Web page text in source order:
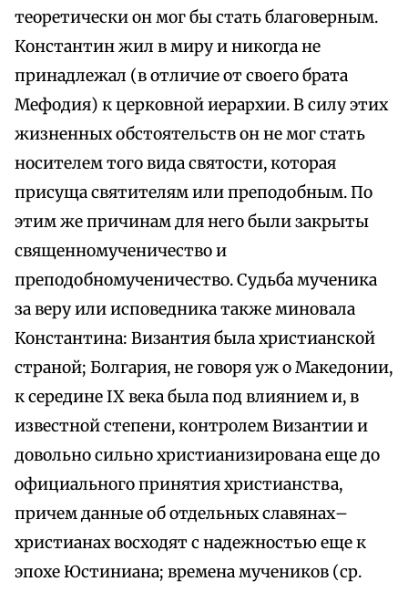
теоретически он мог бы стать благоверным.
Константин жил в миру и никогда не
принадлежал (в отличие от своего брата
Мефодия) к церковной иерархии. В силу этих
жизненных обстоятельств он не мог стать
носителем того вида святости, которая
присуща святителям или преподобным. По
этим же причинам для него были закрыты
священномученичество и
преподобномученичество. Судьба мученика
за веру или исповедника также миновала
Константина: Византия была христианской
страной; Болгария, не говоря уж о Македонии,
к середине IX века была под влиянием и, в
известной степени, контролем Византии и
довольно сильно христианизирована еще до
официального принятия христианства,
причем данные об отдельных славянах–
христианах восходят с надежностью еще к
эпохе Юстиниана; времена мучеников (ср.